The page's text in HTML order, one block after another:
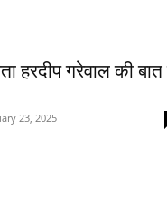
हरदीप गरेवाल की बात
23, 2025